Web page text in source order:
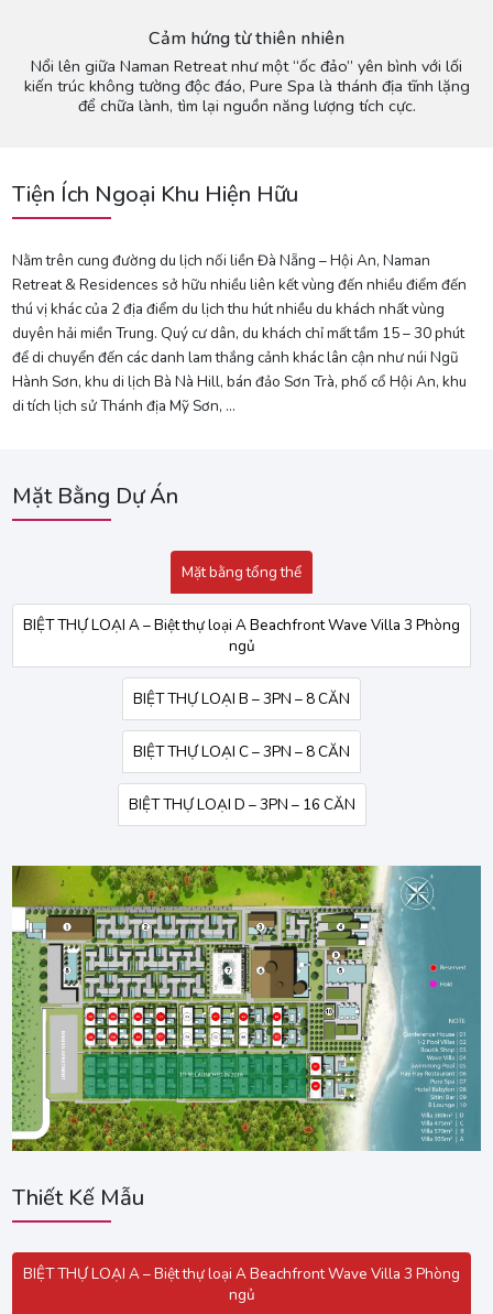
Cảm hứng từ thiên nhiên
Nổi lên giữa Naman Retreat như một “ốc đảo” yên bình với lối
kiến ​​trúc không tường độc đáo, Pure Spa là thánh địa tĩnh lặng
để chữa lành, tìm lại nguồn năng lượng tích cực.
Tiện Ích Ngoại Khu Hiện Hữu
Nằm trên cung đường du lịch nối liền Đà Nẵng – Hội An, Naman
Retreat & Residences sở hữu nhiều liên kết vùng đến nhiều điểm đến
thú vị khác của 2 địa điểm du lịch thu hút nhiều du khách nhất vùng
duyên hải miền Trung. Quý cư dân, du khách chỉ mất tầm 15 – 30 phút
để di chuyển đến các danh lam thắng cảnh khác lân cận như núi Ngũ
Hành Sơn, khu di lịch Bà Nà Hill, bán đảo Sơn Trà, phố cổ Hội An, khu
di tích lịch sử Thánh địa Mỹ Sơn, …
Mặt Bằng Dự Án
Mặt bằng tổng thể
BIỆT THỰ LOẠI A – Biệt thự loại A Beachfront Wave Villa 3 Phòng
ngủ
BIỆT THỰ LOẠI B – 3PN – 8 CĂN
BIỆT THỰ LOẠI C – 3PN – 8 CĂN
BIỆT THỰ LOẠI D – 3PN – 16 CĂN
Thiết Kế Mẫu
BIỆT THỰ LOẠI A – Biệt thự loại A Beachfront Wave Villa 3 Phòng
ngủ